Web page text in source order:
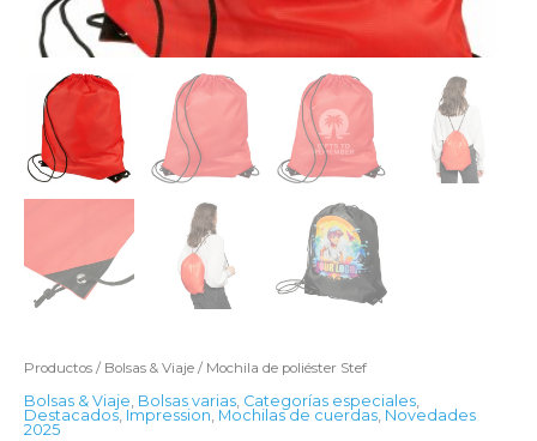
Productos / Bolsas & Viaje / Mochila de poliéster Stef
Bolsas & Viaje, Bolsas varias, Categorías especiales,
Destacados, Impression, Mochilas de cuerdas, Novedades
2025